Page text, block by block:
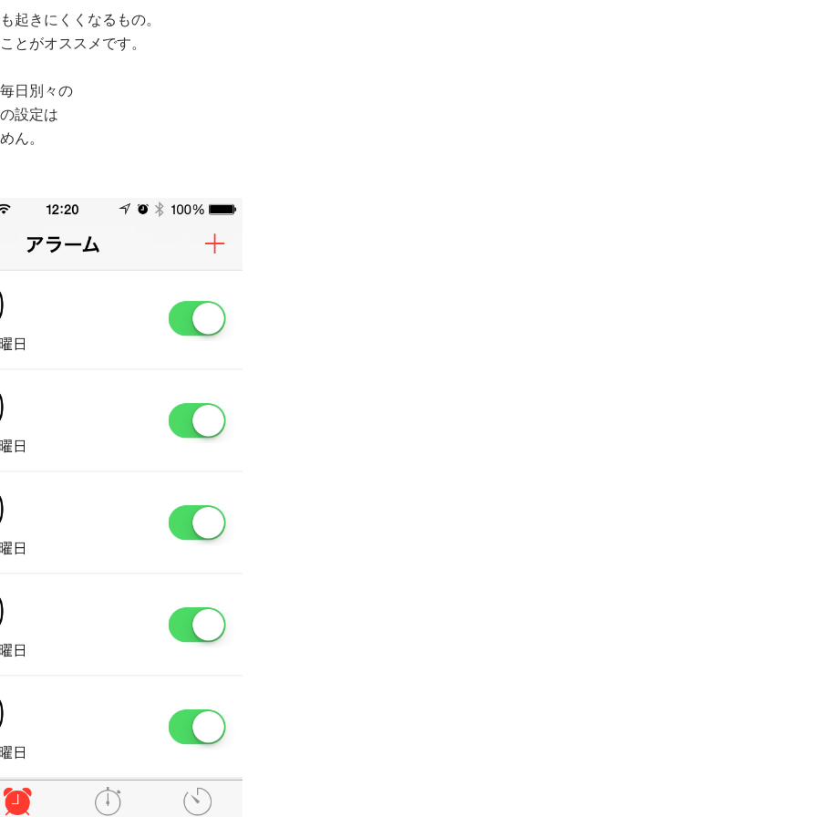
起きにくくなるもの。
とがオススメです。
日別々の
設定は
ん。